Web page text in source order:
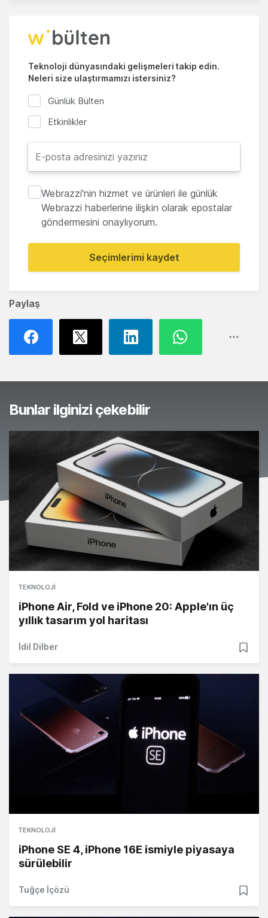
Paylaş
Teknoloji dünyasındaki gelişmeleri takip edin.
Neleri size ulaştırmamızı istersiniz?
Günlük Bülten
Etkinlikler
Webrazzi'nin hizmet ve ürünleri ile günlük
Webrazzi haberlerine ilişkin olarak epostalar
göndermesini onaylıyorum.
Seçimlerimi kaydet
Bunlar ilginizi çekebilir
TEKNOLOJI
iPhone Air, Fold ve iPhone 20: Apple'ın üç
yıllık tasarım yol haritası
İdil Dilber
TEKNOLOJI
iPhone SE 4, iPhone 16E ismiyle piyasaya
sürülebilir
Tuğçe İçözü